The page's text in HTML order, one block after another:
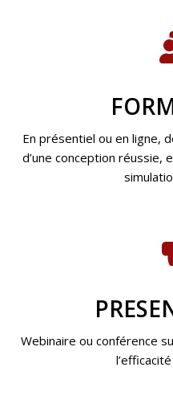
En présentiel ou en ligne,
d’une conception réussie,
Webinaire ou conférence